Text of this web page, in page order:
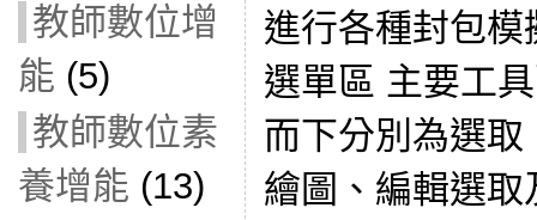
教師數位增
能 (5)
教師數位素
養增能 (13)
進行各種封包
選單區 主要工
而下分別為選
繪圖、編輯選